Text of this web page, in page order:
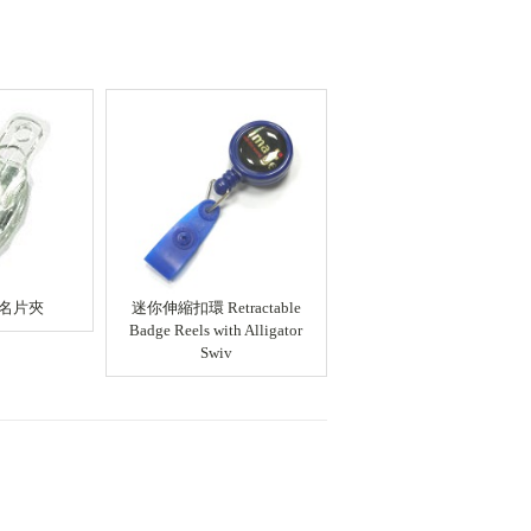
片夾
迷你伸縮扣環 Retractable
Badge Reels with Alligator
Swiv